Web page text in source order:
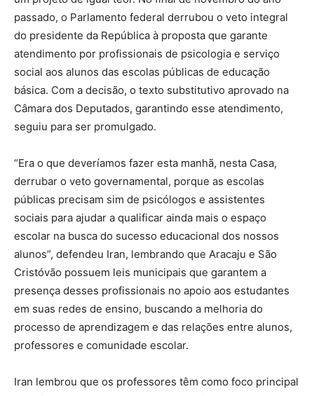
passado, o Parlamento federal derrubou o veto integral
do presidente da República à proposta que garante
atendimento por profissionais de psicologia e serviço
social aos alunos das escolas públicas de educação
básica. Com a decisão, o texto substitutivo aprovado na
Câmara dos Deputados, garantindo esse atendimento,
seguiu para ser promulgado.
“Era o que deveríamos fazer esta manhã, nesta Casa,
derrubar o veto governamental, porque as escolas
públicas precisam sim de psicólogos e assistentes
sociais para ajudar a qualificar ainda mais o espaço
escolar na busca do sucesso educacional dos nossos
alunos”, defendeu Iran, lembrando que Aracaju e São
Cristóvão possuem leis municipais que garantem a
presença desses profissionais no apoio aos estudantes
em suas redes de ensino, buscando a melhoria do
processo de aprendizagem e das relações entre alunos,
professores e comunidade escolar.
Iran lembrou que os professores têm como foco principal